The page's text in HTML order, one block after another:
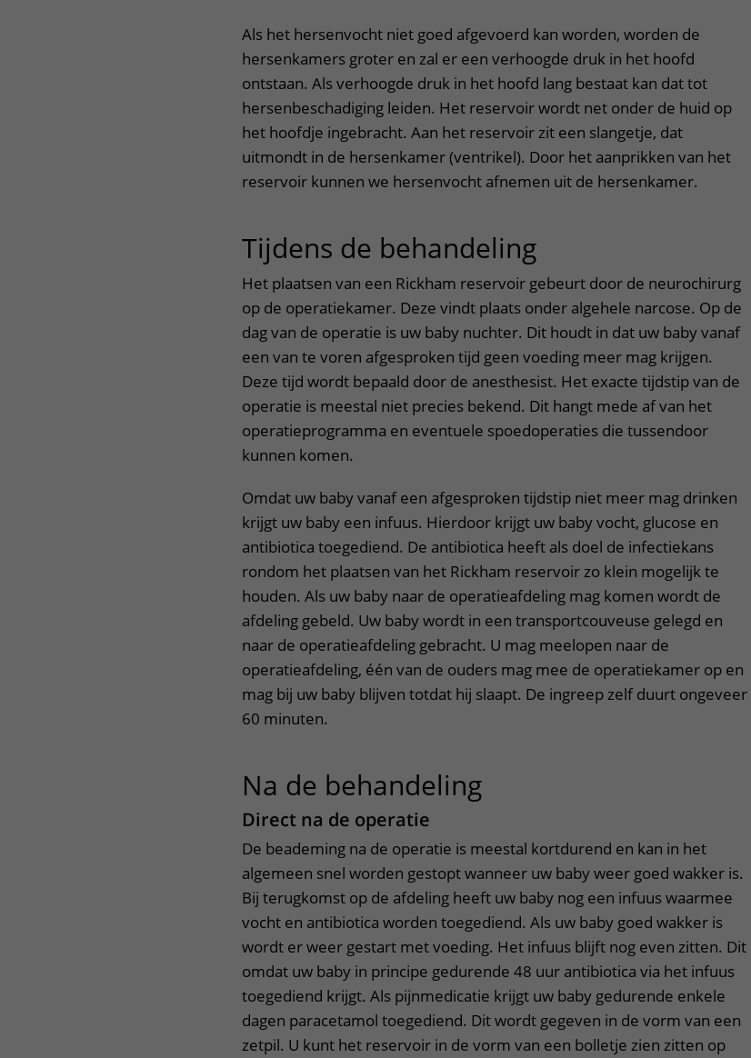
Onze verpleegafdelingen
Onze faciliteiten
Als het hersenvocht niet goed afgevoerd kan worden, worden de
hersenkamers groter en zal er een verhoogde druk in het hoofd
ontstaan. Als verhoogde druk in het hoofd lang bestaat kan dat tot
hersenbeschadiging leiden. Het reservoir wordt net onder de huid op
het hoofdje ingebracht. Aan het reservoir zit een slangetje, dat
uitmondt in de hersenkamer (ventrikel). Door het aanprikken van het
reservoir kunnen we hersenvocht afnemen uit de hersenkamer.
Tijdens de behandeling
Het plaatsen van een Rickham reservoir gebeurt door de neurochirurg
op de operatiekamer. Deze vindt plaats onder algehele narcose. Op de
dag van de operatie is uw baby nuchter. Dit houdt in dat uw baby vanaf
een van te voren afgesproken tijd geen voeding meer mag krijgen.
Deze tijd wordt bepaald door de anesthesist. Het exacte tijdstip van de
operatie is meestal niet precies bekend. Dit hangt mede af van het
operatieprogramma en eventuele spoedoperaties die tussendoor
kunnen komen.
Omdat uw baby vanaf een afgesproken tijdstip niet meer mag drinken
krijgt uw baby een infuus. Hierdoor krijgt uw baby vocht, glucose en
antibiotica toegediend. De antibiotica heeft als doel de infectiekans
rondom het plaatsen van het Rickham reservoir zo klein mogelijk te
houden. Als uw baby naar de operatieafdeling mag komen wordt de
afdeling gebeld. Uw baby wordt in een transportcouveuse gelegd en
naar de operatieafdeling gebracht. U mag meelopen naar de
operatieafdeling, één van de ouders mag mee de operatiekamer op en
mag bij uw baby blijven totdat hij slaapt. De ingreep zelf duurt ongeveer
60 minuten.
Na de behandeling
Direct na de operatie
De beademing na de operatie is meestal kortdurend en kan in het
algemeen snel worden gestopt wanneer uw baby weer goed wakker is.
Bij terugkomst op de afdeling heeft uw baby nog een infuus waarmee
vocht en antibiotica worden toegediend. Als uw baby goed wakker is
wordt er weer gestart met voeding. Het infuus blijft nog even zitten. Dit
omdat uw baby in principe gedurende 48 uur antibiotica via het infuus
toegediend krijgt. Als pijnmedicatie krijgt uw baby gedurende enkele
dagen paracetamol toegediend. Dit wordt gegeven in de vorm van een
zetpil. U kunt het reservoir in de vorm van een bolletje zien zitten op